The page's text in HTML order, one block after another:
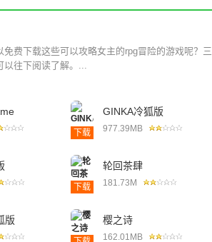
费下载这些可以攻略女主的rpg冒险的游戏呢？三
以往下阅读了解。...
下载
GINKA冷狐版
977.39MB
下载
轮回茶肆
181.73M
版 樱之诗
162.01MB